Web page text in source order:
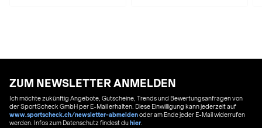
ZUM NEWSLETTER ANMELDEN
Ich möchte zukünftig Angebote, Gutscheine, Trends und Bewertungsanfragen von
der SportScheck GmbH per E-Mail erhalten. Diese Einwilligung kann jederzeit auf
www.sportscheck.ch/newsletter-abmeldenoder am Ende jeder E-Mail widerrufen
werden. Infos zum Datenschutz findest duhier